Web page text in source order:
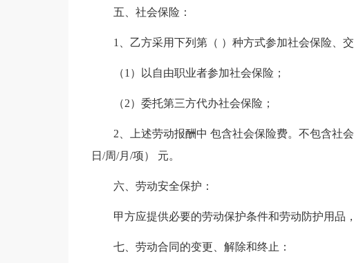
五、社会保险：
1、乙方采用下列第（ ）种方式参加社会保险、交
（1）以自由职业者参加社会保险；
（2）委托第三方代办社会保险；
2、上述劳动报酬中 包含社会保险费。不包含社
日/周/月/项） 元。
六、劳动安全保护：
甲方应提供必要的劳动保护条件和劳动防护用品
七、劳动合同的变更、解除和终止：